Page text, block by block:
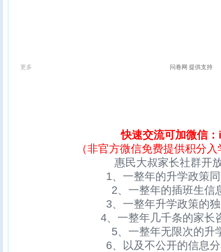
快速交流可加微信
（非官方微信免费提供积分
惠民大叔家长社群开
1、一整年的升学政策
2、一整年的插班生信
3、一整年升学政策的
4、一整年几千条的家长
5、一整年无限次的升
6、以及不公开的信息